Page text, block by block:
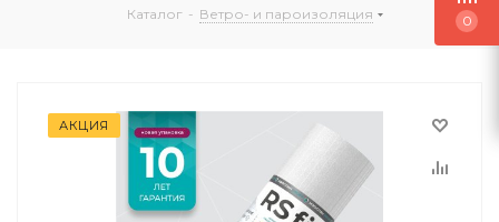
Каталог - Ветро- и пароизоляция
АКЦИЯ
0